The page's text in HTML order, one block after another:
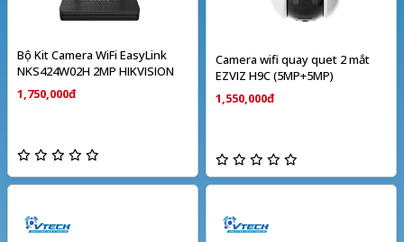
Bộ Kit Camera WiFi EasyLink
NKS424W02H 2MP HIKVISION
1,750,000đ
Camera wifi quay quet 2 mắt
EZVIZ H9C (5MP+5MP)
1,550,000đ